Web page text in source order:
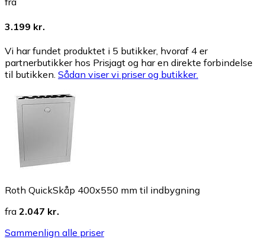
3.199 kr.
Vi har fundet produktet i 5 butikker, hvoraf 4 er
partnerbutikker hos Prisjagt og har en direkte forbindelse
til butikken. Sådan viser vi priser og butikker.
Roth QuickSkåp 400x550 mm til indbygning
fra 2.047 kr.
Sammenlign alle priser